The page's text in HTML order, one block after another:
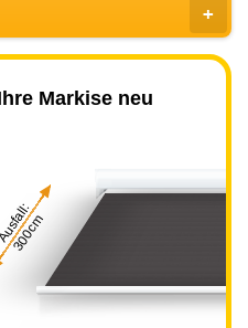
Markise neu
Ausfall:
300cm